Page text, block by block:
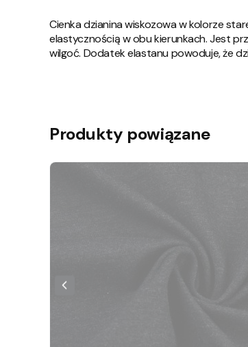
Cienka dzianina wiskozowa w kolorze
elastycznością w obu kierunkach. Jest
wilgoć. Dodatek elastanu powoduje, że
Produkty powiązane